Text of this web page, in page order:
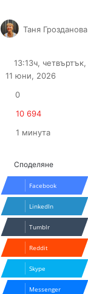
Таня Грозданова
email
13:13ч, четвъртък,
11 юни, 2026
0
10 694
1 минута
Споделяне
Facebook
LinkedIn
Tumblr
Reddit
Skype
Messenger